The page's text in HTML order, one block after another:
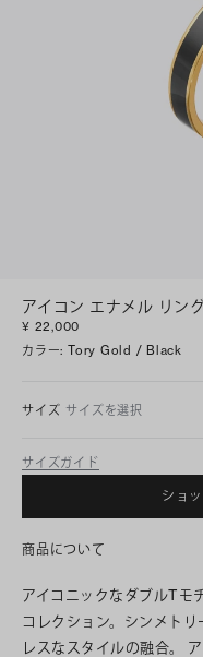
アイコン エナメル リン
¥ 22,000
カラー: Tory Gold / Black
サイズ サイズを選択
サイズガイド
ショ
商品について
アイコニックなダブルTモ
コレクション。シンメト
レスなスタイルの融合。